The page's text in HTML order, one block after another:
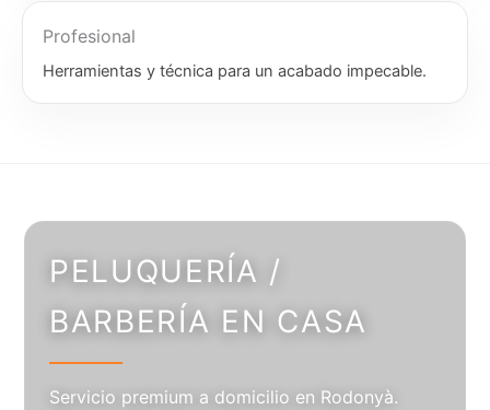
Profesional
Herramientas y técnica para un acabado impecable.
PELUQUERÍA /
BARBERÍA EN CASA
Servicio premium a domicilio en Rodonyà.